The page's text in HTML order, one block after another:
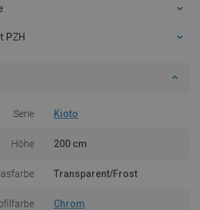
PZH
Serie Kioto
Höhe 200 cm
Transparent/Frost
Chrom